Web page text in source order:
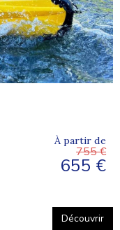
À partir de
755 €
655 €
Découvrir